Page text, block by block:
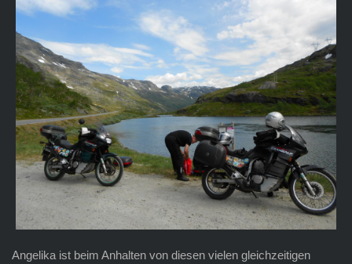
Angelika ist beim Anhalten von diesen vielen gleichzeitigen